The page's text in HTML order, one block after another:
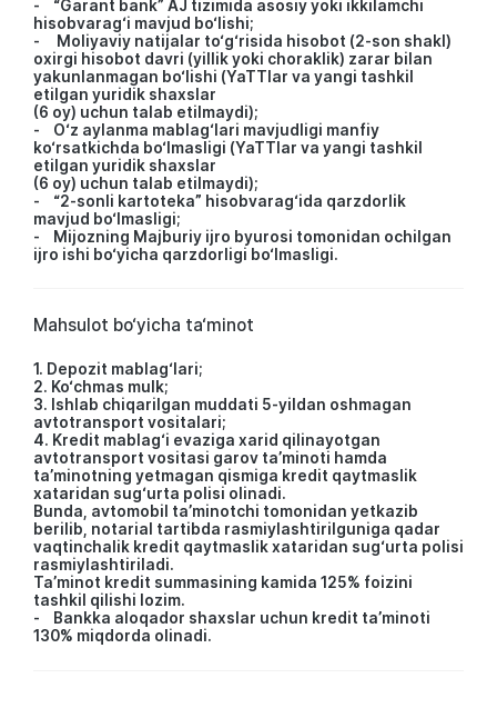
- “Garant bank” AJ tizimida asosiy yoki ikkilamchi
hisobvarag‘i mavjud bo‘lishi;
- Moliyaviy natijalar to‘g‘risida hisobot (2-son shakl)
oxirgi hisobot davri (yillik yoki choraklik) zarar bilan
yakunlanmagan bo‘lishi (YaTTlar va yangi tashkil
etilgan yuridik shaxslar
(6 oy) uchun talab etilmaydi);
- O‘z aylanma mablag‘lari mavjudligi manfiy
ko‘rsatkichda bo‘lmasligi (YaTTlar va yangi tashkil
etilgan yuridik shaxslar
(6 oy) uchun talab etilmaydi);
- “2-sonli kartoteka” hisobvarag‘ida qarzdorlik
mavjud bo‘lmasligi;
- Mijozning Majburiy ijro byurosi tomonidan ochilgan
ijro ishi bo‘yicha qarzdorligi bo‘lmasligi.
Mahsulot bo‘yicha ta‘minot
1. Depozit mablag‘lari;
2. Ko‘chmas mulk;
3. Ishlab chiqarilgan muddati 5-yildan oshmagan
avtotransport vositalari;
4. Kredit mablag‘i evaziga xarid qilinayotgan
avtotransport vositasi garov ta’minoti hamda
ta’minotning yetmagan qismiga kredit qaytmaslik
xataridan sug‘urta polisi olinadi.
Bunda, avtomobil ta’minotchi tomonidan yetkazib
berilib, notarial tartibda rasmiylashtirilguniga qadar
vaqtinchalik kredit qaytmaslik xataridan sug‘urta polisi
rasmiylashtiriladi.
Ta’minot kredit summasining kamida 125% foizini
tashkil qilishi lozim.
- Bankka aloqador shaxslar uchun kredit ta’minoti
130% miqdorda olinadi.